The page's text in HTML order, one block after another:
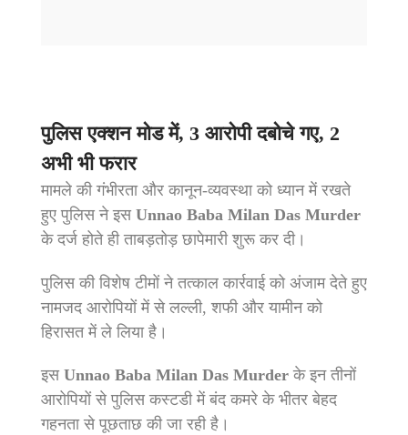
पुलिस एक्शन मोड में, 3 आरोपी दबोचे गए, 2
अभी भी फरार
मामले की गंभीरता और कानून-व्यवस्था को ध्यान में रखते
हुए पुलिस ने इस Unnao Baba Milan Das Murder
के दर्ज होते ही ताबड़तोड़ छापेमारी शुरू कर दी।
पुलिस की विशेष टीमों ने तत्काल कार्रवाई को अंजाम देते हुए
नामजद आरोपियों में से लल्ली, शफी और यामीन को
हिरासत में ले लिया है।
इस Unnao Baba Milan Das Murder के इन तीनों
आरोपियों से पुलिस कस्टडी में बंद कमरे के भीतर बेहद
गहनता से पूछताछ की जा रही है।